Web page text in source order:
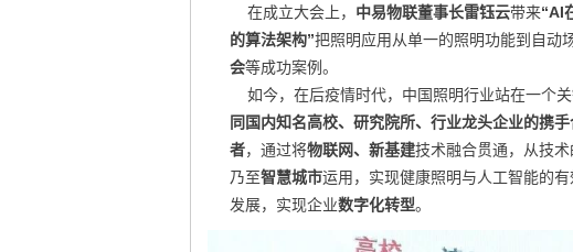
在成立大会上， 中易物联董事长雷钰云带来“AI
的算法架构”把照明应用从单一的照明功能到自动
会等成功案例。
如今，在后疫情时代，中国照明行业站在一个
同国内知名高校、研究院所、行业龙头企业的携
者，通过将物联网、新基建技术融合贯通，从技
乃至智慧城市运用，实现健康照明与人工智能的
发展，实现企业数字化转型。